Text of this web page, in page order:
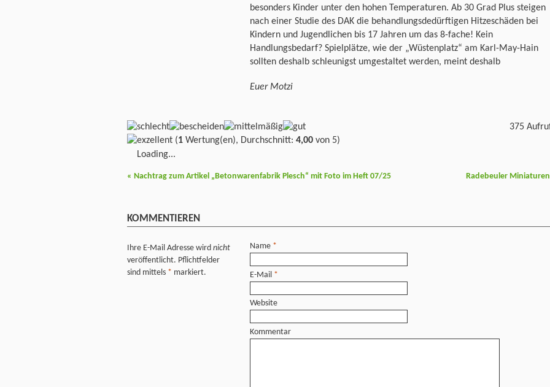
besonders Kinder unter den hohen Temperaturen. Ab 30 Grad Plus steigen
nach einer Studie des DAK die behandlungsdedürftigen Hitzeschäden bei
Kindern und Jugendlichen bis 17 Jahren um das 8-fache! Kein
Handlungsbedarf? Spielplätze, wie der „Wüstenplatz“ am Karl-May-Hain
sollten deshalb schleunigst umgestaltet werden, meint deshalb
Euer Motzi
(1 Wertung(en), Durchschnitt: 4,00 von 5)
Loading...
375
« Nachtrag zum Artikel „Betonwarenfabrik Plesch“ mit Foto im Heft 07/25 Radebeuler
KOMMENTIEREN
Ihre E-Mail Adresse wird nicht
veröffentlicht. Pflichtfelder
sind mittels * markiert.
Name *
E-Mail *
Website
Kommentar